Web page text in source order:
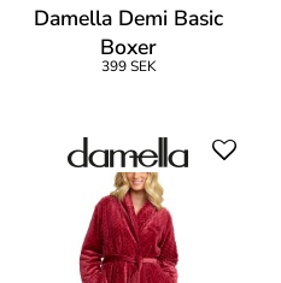
Damella Demi Basic
Boxer
399 SEK